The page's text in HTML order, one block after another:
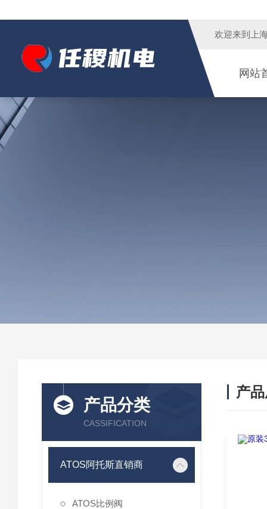
欢迎来到 上
网站
产品分类
CASSIFICATION
ATOS阿托斯直销商
ATOS比例阀
产